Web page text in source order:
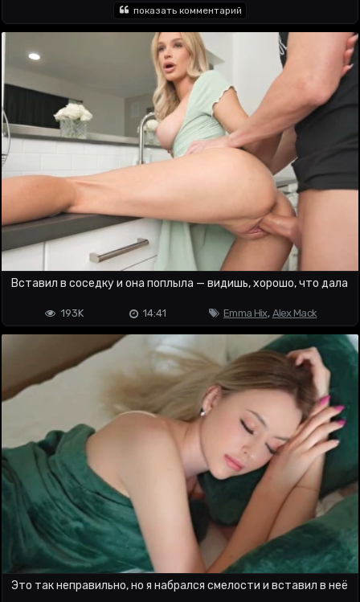
показать комментарий
Вставил в соседку и она поплыла — видишь, хорошо, что дала
Emma Hix, Alex Mack
14:41
193K
Это так неправильно, но я набрался смелости и вставил в неё